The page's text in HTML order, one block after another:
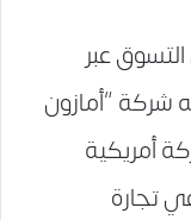
عبر
شركة “أمازون
أمريكية
تجارة